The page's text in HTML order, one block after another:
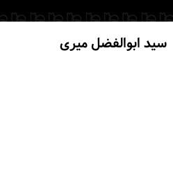
کمیته‌های انجمن
اعضاء انجمنسید ابوالفضل میری